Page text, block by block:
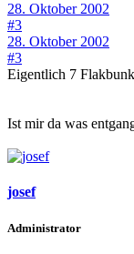
28. Oktober 2002
#3
28. Oktober 2002
#3
Eigentlich 7
Ist mir da was
josef
Administrator